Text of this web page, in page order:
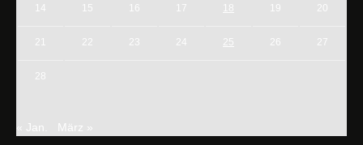
14 15 16 17 18 19 20
21 22 23 24 25 26 27
28
« Jan. März »